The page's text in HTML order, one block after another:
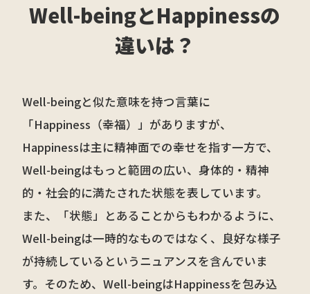
Well-beingとHappinessの
違いは？
Well-beingと似た意味を持つ言葉に
「Happiness（幸福）」がありますが、
Happinessは主に精神面での幸せを指す一方で、
Well-beingはもっと範囲の広い、身体的・精神
的・社会的に満たされた状態を表しています。
また、「状態」とあることからもわかるように、
Well-beingは一時的なものではなく、良好な様子
が持続しているというニュアンスを含んでいま
す。そのため、Well-beingはHappinessを包み込